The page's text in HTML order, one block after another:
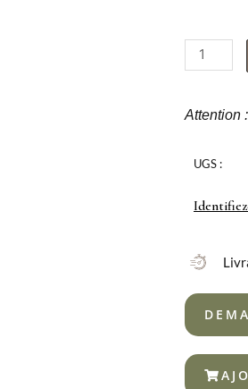
quantité
de
DÉJEUNER
18%
Attention
UGS :